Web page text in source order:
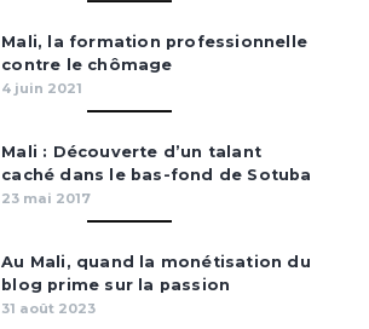
Mali, la formation professionnelle
contre le chômage
4 juin 2021
Mali : Découverte d’un talant
caché dans le bas-fond de Sotuba
23 mai 2017
Au Mali, quand la monétisation du
blog prime sur la passion
31 août 2023